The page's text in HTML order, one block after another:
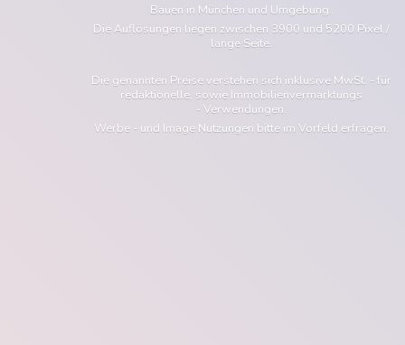
Bauen in München und Umgebung.
Die Auflösungen liegen zwischen 3900 und 5200 Pixel /
lange Seite.
Die genannten Preise verstehen sich inklusive MwSt. - für
redaktionelle, sowie Immobilienvermarktungs
- Verwendungen.
Werbe - und Image Nutzungen bitte im Vorfeld erfragen.